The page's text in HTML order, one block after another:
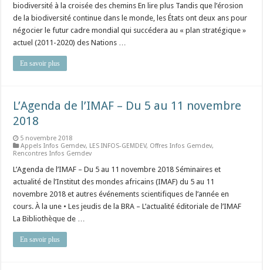
biodiversité à la croisée des chemins En lire plus Tandis que l’érosion
de la biodiversité continue dans le monde, les États ont deux ans pour
négocier le futur cadre mondial qui succédera au « plan stratégique »
actuel (2011-2020) des Nations …
En savoir plus
L’Agenda de l’IMAF – Du 5 au 11 novembre
2018
5 novembre 2018
Appels Infos Gemdev, LES INFOS-GEMDEV, Offres Infos Gemdev,
Rencontres Infos Gemdev
L’Agenda de l’IMAF – Du 5 au 11 novembre 2018 Séminaires et
actualité de l’Institut des mondes africains (IMAF) du 5 au 11
novembre 2018 et autres événements scientifiques de l’année en
cours. À la une • Les jeudis de la BRA – L’actualité éditoriale de l’IMAF
La Bibliothèque de …
En savoir plus